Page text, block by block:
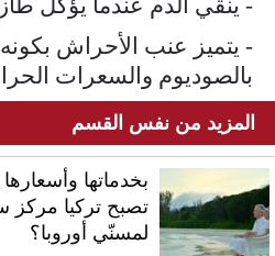
- يتميز عنب الأحراش
بالصوديوم والسعرات
المزيد من نفس القسم
بخدماتها
تصبح تركيا مركز
لمسنّي أوروبا؟